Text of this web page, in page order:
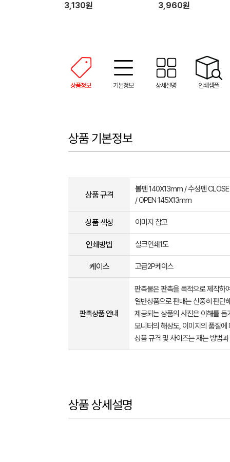
3,130원 3,960원
상품정보 기본정보 상세설명 인쇄샘플
상품 기본정보
상품 규격
볼펜 140X13mm / 수성펜
/ OPEN 145X13mm
상품 색상 이미지 참고
인쇄방법 실크인쇄1도
케이스 고급2P케이스
판촉상품 안내
판촉물은 판촉을 목적으로 제작하
일반상품으로 판매는 신중히 판단
제공되는 상품의 사진은 이해를
모니터의 해상도, 이미지의 품질
상품 규격 및 사이즈는 재는 방법
상품 상세설명